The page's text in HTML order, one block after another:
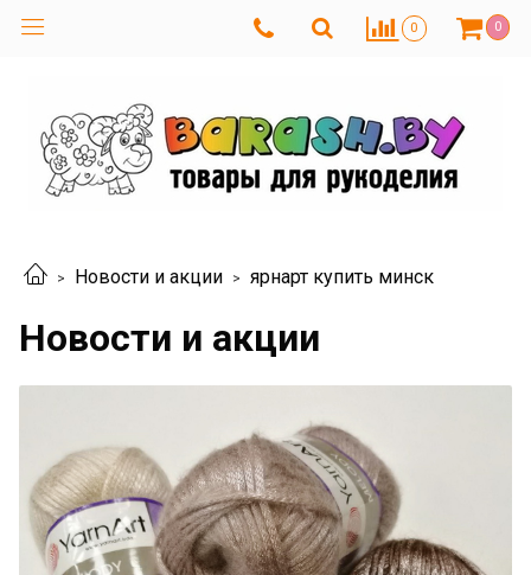
0 0
Новости и акции ярнарт купить минск
Новости и акции